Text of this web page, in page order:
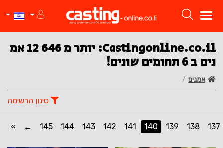
Castingonline.co.il: יותר מ 12 646 אמ
נים ב 6 תחומים שונים!
אמנים
סינון הרשימה
137
138
139
140
141
142
143
144
145
»